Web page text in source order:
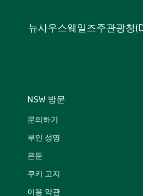
뉴사우스웨일즈주관광청
NSW 방문
문의하기
부인 성명
은둔
쿠키 고지
이용 약관